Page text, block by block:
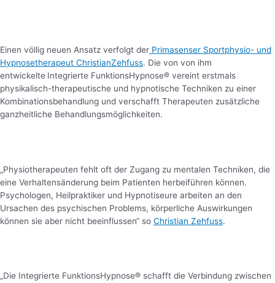
Einen völlig neuen Ansatz verfolgt der Primasenser Sportphysio- und
Hypnosetherapeut ChristianZehfuss. Die von von ihm
entwickelte Integrierte FunktionsHypnose® vereint erstmals
physikalisch-therapeutische und hypnotische Techniken zu einer
Kombinationsbehandlung und verschafft Therapeuten zusätzliche
ganzheitliche Behandlungsmöglichkeiten.
„Physiotherapeuten fehlt oft der Zugang zu mentalen Techniken, die
eine Verhaltensänderung beim Patienten herbeiführen können.
Psychologen, Heilpraktiker und Hypnotiseure arbeiten an den
Ursachen des psychischen Problems, körperliche Auswirkungen
können sie aber nicht beeinflussen“ so Christian Zehfuss.
„Die Integrierte FunktionsHypnose® schafft die Verbindung zwischen